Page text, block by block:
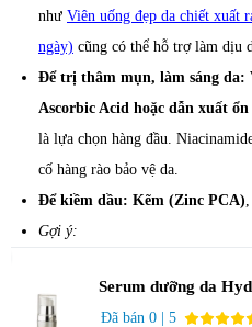
như Viên uống đẹp da chiết xuất
ngày) cũng có thể hỗ trợ làm dịu
Để trị thâm mụn, làm sáng da:
Ascorbic Acid hoặc dẫn xuất
là lựa chọn hàng đầu.
cố hàng rào bảo vệ da.
Để kiềm dầu: Kẽm (Zinc PCA),
Gợi ý:​
Serum dưỡng da
Đã bán 0 | 5